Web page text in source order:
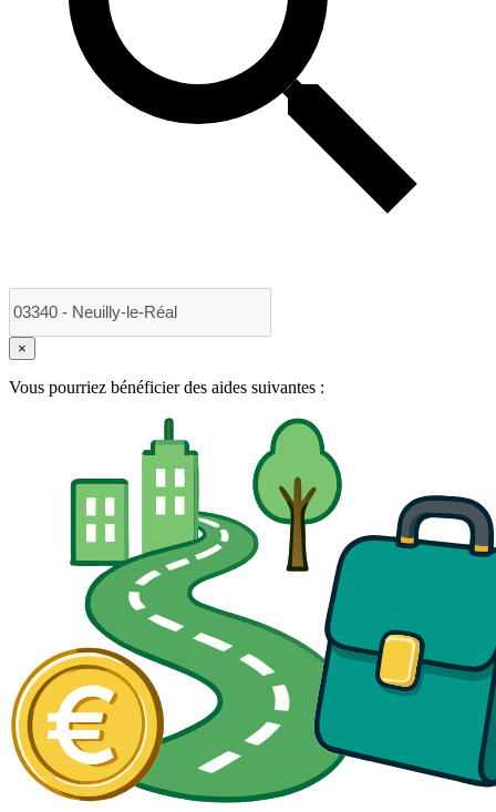
×
Vous pourriez bénéficier des aides suivantes :